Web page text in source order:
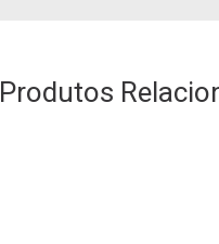
Produtos